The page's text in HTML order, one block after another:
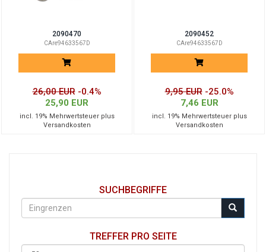
2090470
CAre94633567D
26,00 EUR -0.4%
25,90 EUR
incl. 19% Mehrwertsteuer plus
Versandkosten
2090452
CAre94633567D
9,95 EUR -25.0%
7,46 EUR
incl. 19% Mehrwertsteuer plus
Versandkosten
SUCHBEGRIFFE
TREFFER PRO SEITE